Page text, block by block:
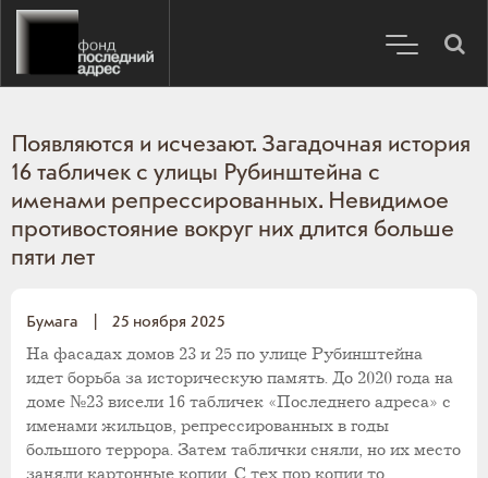
Появляются и исчезают. Загадочная история
16 табличек с улицы Рубинштейна с
именами репрессированных. Невидимое
противостояние вокруг них длится больше
пяти лет
Бумага
25 ноября 2025
На фасадах домов 23 и 25 по улице Рубинштейна
идет борьба за историческую память. До 2020 года на
доме №23 висели 16 табличек «Последнего адреса» с
именами жильцов, репрессированных в годы
большого террора. Затем таблички сняли, но их место